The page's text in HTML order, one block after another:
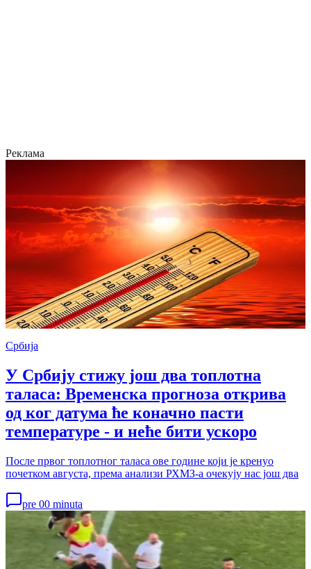
Реклама
Србија
У Србију стижу још два топлотна
таласа: Временска прогноза открива
од ког датума ће коначно пасти
температуре - и неће бити ускоро
После првог топлотног таласа ове године који је кренуо
почетком августа, према анализи РХМЗ-а очекују нас још два
pre 00 minuta